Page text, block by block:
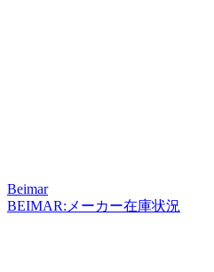
Beimar
BEIMAR:メーカー在庫状況